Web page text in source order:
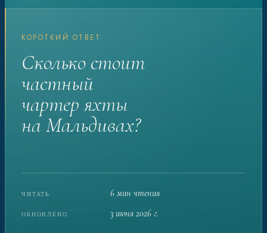
КОРОТКИЙ ОТВЕТ
Сколько стоит
частный
чартер яхты
на Мальдивах?
ЧИТАТЬ 6 мин чтения
ОБНОВЛЕНО 3 июня 2026 г.